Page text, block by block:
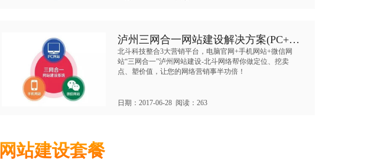
泸州三网合一网站建设解决方案(PC+…
北斗科技整合3大营销平台，电脑官网+手机网站+微信网
站“三网合一”泸州网站建设-北斗网络帮你做定位、挖卖
点、塑价值，让您的网络营销事半功倍！
日期：2017-06-28 阅读：263
网站建设套餐